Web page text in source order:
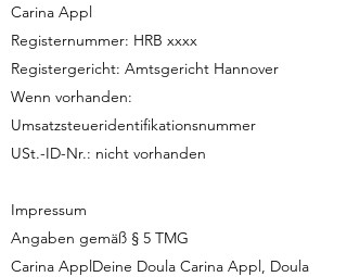
Carina Appl
Registernummer: HRB xxxx
Registergericht: Amtsgericht Hannover
Wenn vorhanden:
Umsatzsteueridentifikationsnummer
USt.-ID-Nr.: nicht vorhanden
Impressum
Angaben gemäß § 5 TMG
Carina ApplDeine Doula Carina Appl, Doula